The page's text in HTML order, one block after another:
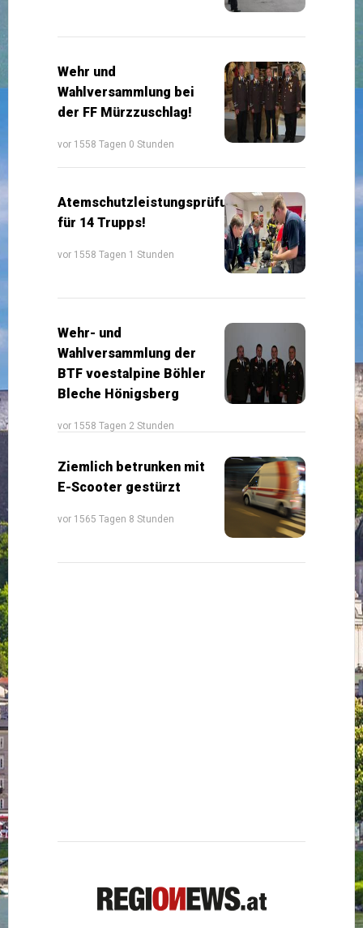
Wehr und
Wahlversammlung bei
der FF Mürzzuschlag!
vor 1558 Tagen 0 Stunden
Atemschutzleistungsprüfung
für 14 Trupps!
vor 1558 Tagen 1 Stunden
Wehr- und
Wahlversammlung der
BTF voestalpine Böhler
Bleche Hönigsberg
vor 1558 Tagen 2 Stunden
Ziemlich betrunken mit
E-Scooter gestürzt
vor 1565 Tagen 8 Stunden